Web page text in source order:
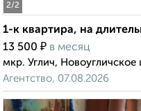
2/2
1-к квартира, на
13 500 ₽ в месяц
мкр. Углич, Новоугличское
Агентство, 07.08.2026